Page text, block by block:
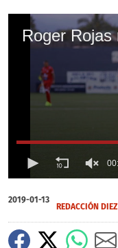
of
18
2019-01-13
REDACCIÓN DIEZ